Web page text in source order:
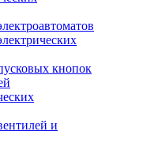
кнопок
и